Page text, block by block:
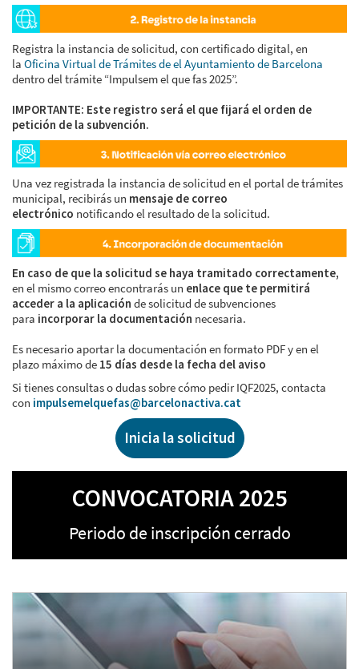
Registra la instancia de solicitud, con certificado digital, en
la Oficina Virtual de Trámites de el Ayuntamiento de Barcelona
dentro del trámite “Impulsem el que fas 2025”.
IMPORTANTE: Este registro será el que fijará el orden de
petición de la subvención.
Una vez registrada la instancia de solicitud en el portal de trámites
municipal, recibirás un mensaje de correo
electrónico notificando el resultado de la solicitud.
En caso de que la solicitud se haya tramitado correctamente,
en el mismo correo encontrarás un enlace que te permitirá
acceder a la aplicación de solicitud de subvenciones
para incorporar la documentación necesaria.
Es necesario aportar la documentación en formato PDF y en el
plazo máximo de 15 días desde la fecha del aviso
Si tienes consultas o dudas sobre cómo pedir IQF2025, contacta
con impulsemelquefas@barcelonactiva.cat
Inicia la solicitud
CONVOCATORIA 2025
Periodo de inscripción cerrado